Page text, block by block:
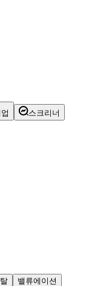
스크리너
밸류에이션